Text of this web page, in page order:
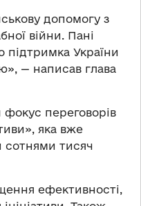
допомогу з
війни. Пані
підтримка України
— написав глава
переговорів
яка вже
сотнями тисяч
ефективності,